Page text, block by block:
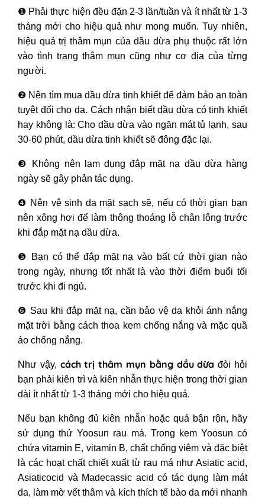
❶ Phải thực hiện đều đặn 2-3 lần/tuần và ít nhất từ 1-3
tháng mới cho hiệu quả như mong muốn. Tuy nhiên,
hiệu quả trị thâm mụn của dầu dừa phụ thuộc rất lớn
vào tình trạng thâm mụn cũng như cơ địa của từng
người.
❷ Nên tìm mua dầu dừa tinh khiết để đảm bảo an toàn
tuyệt đối cho da. Cách nhận biết dầu dừa có tinh khiết
hay không là: Cho dầu dừa vào ngăn mát tủ lạnh, sau
30-60 phút, dầu dừa tinh khiết sẽ đông đặc lại.
❸ Không nên lạm dụng đắp mặt nạ dầu dừa hàng
ngày sẽ gây phản tác dụng.
❹ Nên vệ sinh da mặt sạch sẽ, nếu có thời gian bạn
nên xông hơi để làm thông thoáng lỗ chân lông trước
khi đắp mặt nạ dầu dừa.
❺
Bạn có thể đắp mặt nạ vào bất cứ thời gian nào
trong ngày, nhưng tốt nhất là vào thời điểm buổi tối
trước khi đi ngủ.
❻ Sau khi đắp mặt nạ, cần bảo vệ da khỏi ánh nắng
mặt trời bằng cách thoa kem chống nắng và mặc quầ
áo chống nắng.
Như vậy, cách trị thâm mụn bằng dầu dừa đòi hỏi
bạn phải kiên trì và kiên nhẫn thực hiện trong thời gian
dài ít nhất từ 1-3 tháng mới cho hiệu quả.
Nếu bạn không đủ kiên nhẫn hoặc quá bận rộn, hãy
sử dụng thử Yoosun rau má. Trong kem Yoosun có
chứa vitamin E, vitamin B, chất chống viêm và đặc biệt
là các hoạt chất chiết xuất từ rau má như Asiatic acid,
Asiaticocid và Madecassic acid có tác dụng làm mát
da, làm mờ vết thâm và kích thích tế bào da mới nhanh